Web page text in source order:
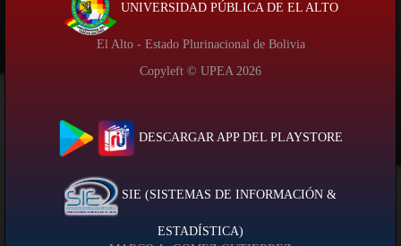
UNIVERSIDAD PÚBLICA DE EL ALTO
El Alto - Estado Plurinacional de Bolivia
Copyleft © UPEA 2026
DESCARGAR APP DEL PLAYSTORE
SIE (SISTEMAS DE INFORMACIÓN &
ESTADÍSTICA)